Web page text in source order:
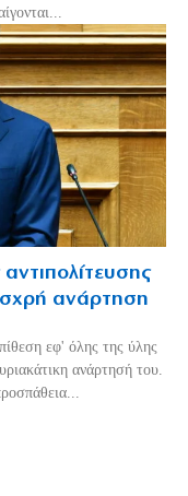
ανάρτηση
εφ' όλης της ύλης
ανάρτησή του.